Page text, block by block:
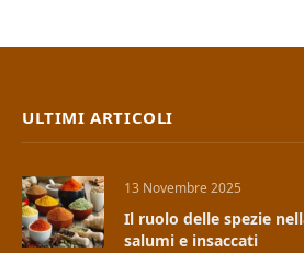
ULTIMI ARTICOLI
13 Novembre 2025
Il ruolo delle spezie
salumi e insaccati